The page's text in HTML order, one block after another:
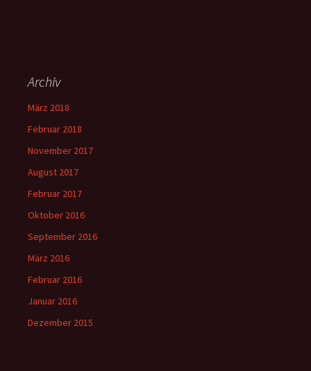
Archiv
März 2018
Februar 2018
November 2017
August 2017
Februar 2017
Oktober 2016
September 2016
März 2016
Februar 2016
Januar 2016
Dezember 2015